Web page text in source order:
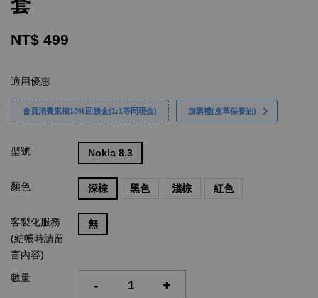
套
NT$ 499
適用優惠
會員消費累積10%回饋金(1:1等同現金) 加購禮(皮革保養油)
型號 Nokia 8.3
顏色 深棕 黑色 淺棕 紅色
客製化服務
(結帳時請留
言內容)
無
數量 - +